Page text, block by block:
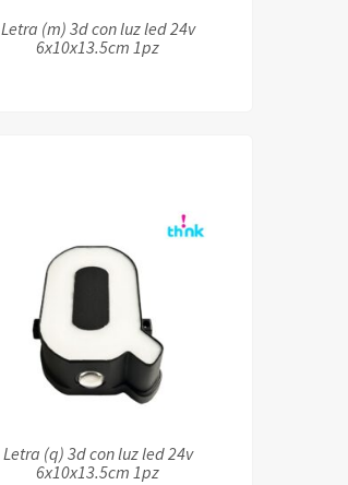
Letra (m) 3d con luz led 24v
6x10x13.5cm 1pz
Letra (q) 3d con luz led 24v
6x10x13.5cm 1pz